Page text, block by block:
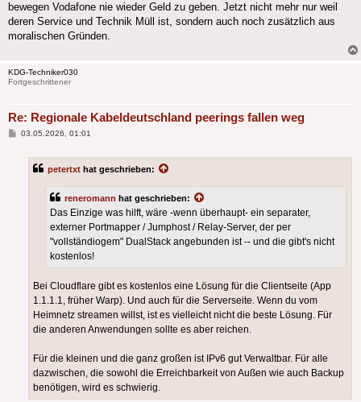
bewegen Vodafone nie wieder Geld zu geben. Jetzt nicht mehr nur weil
deren Service und Technik Müll ist, sondern auch noch zusätzlich aus
moralischen Gründen.
KDG-Techniker030
Fortgeschrittener
Re: Regionale Kabeldeutschland peerings fallen weg
Beitrag
03.05.2026, 01:01
petertxt hat geschrieben:
reneromann hat geschrieben:
Das Einzige was hilft, wäre -wenn überhaupt- ein separater,
externer Portmapper / Jumphost / Relay-Server, der per
"vollständiogem" DualStack angebunden ist -- und die gibt's nicht
kostenlos!
Bei Cloudflare gibt es kostenlos eine Lösung für die Clientseite (App
1.1.1.1, früher Warp). Und auch für die Serverseite. Wenn du vom
Heimnetz streamen willst, ist es vielleicht nicht die beste Lösung. Für
die anderen Anwendungen sollte es aber reichen.
Für die kleinen und die ganz großen ist IPv6 gut Verwaltbar. Für alle
dazwischen, die sowohl die Erreichbarkeit von Außen wie auch Backup
benötigen, wird es schwierig.